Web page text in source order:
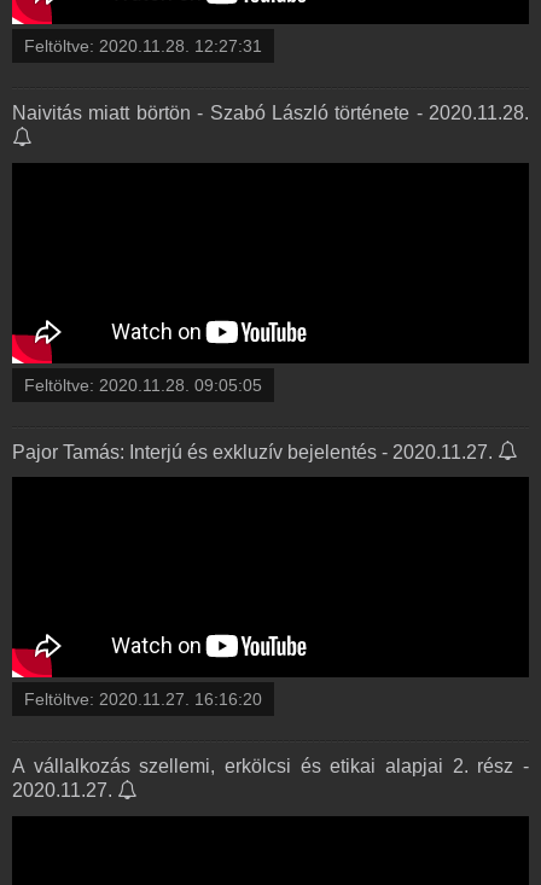
Feltöltve: 2020.11.28. 12:27:31
Naivitás miatt börtön - Szabó László története - 2020.11.28.
Feltöltve: 2020.11.28. 09:05:05
Pajor Tamás: Interjú és exkluzív bejelentés - 2020.11.27.
Feltöltve: 2020.11.27. 16:16:20
A vállalkozás szellemi, erkölcsi és etikai alapjai 2. rész -
2020.11.27.